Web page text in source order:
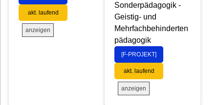
akt. laufend
anzeigen
Sonderpädagogik -
Geistig- und
Mehrfachbehinderten
pädagogik
[F-PROJEKT]
akt. laufend
anzeigen